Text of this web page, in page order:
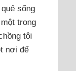
sống
trong
tôi
nơi để